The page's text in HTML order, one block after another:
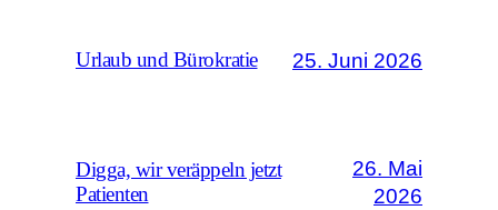
Urlaub und Bürokratie 25. Juni 2026
Digga, wir veräppeln jetzt
Patienten
26. Mai
2026